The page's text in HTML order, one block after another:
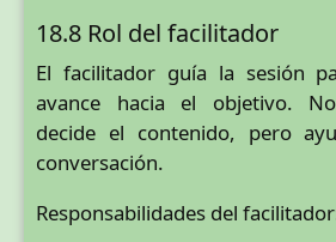
18.8 Rol del facilitador
El facilitador guía la sesión
avance hacia el objetivo.
decide el contenido, pero
conversación.
Responsabilidades del